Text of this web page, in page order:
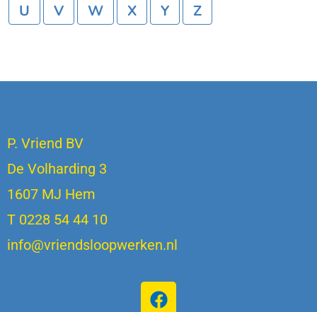
U
V W X Y Z
P. Vriend BV
De Volharding 3
1607 MJ Hem
T 0228 54 44 10
info@vriendsloopwerken.nl